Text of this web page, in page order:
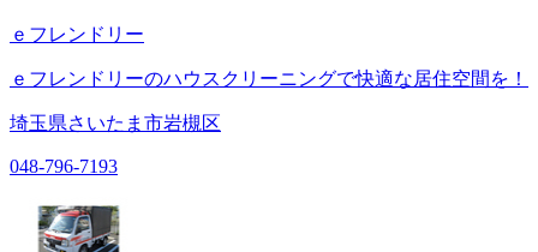
ｅフレンドリー
ｅフレンドリーのハウスクリーニングで快適な居住空間を！
埼玉県さいたま市岩槻区
048-796-7193